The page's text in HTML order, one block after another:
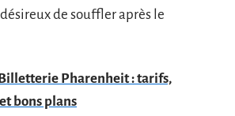
désireux de souffler après le
Pharenheit : tarifs,
bons plans